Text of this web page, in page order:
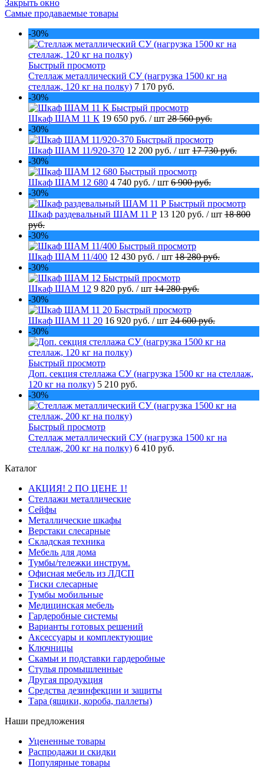
Закрыть окно
Самые продаваемые товары
-30%
Быстрый просмотр
Стеллаж металлический СУ (нагрузка 1500 кг на
стеллаж, 120 кг на полку) 7 170 руб.
-30%
Быстрый просмотр
Шкаф ШАМ 11 К 19 650 руб. / шт 28 560 руб.
-30%
Быстрый просмотр
Шкаф ШАМ 11/920-370 12 200 руб. / шт 17 730 руб.
-30%
Быстрый просмотр
Шкаф ШАМ 12 680 4 740 руб. / шт 6 900 руб.
-30%
Быстрый просмотр
Шкаф раздевальный ШАМ 11 Р 13 120 руб. / шт 18 800
руб.
-30%
Быстрый просмотр
Шкаф ШАМ 11/400 12 430 руб. / шт 18 280 руб.
-30%
Быстрый просмотр
Шкаф ШАМ 12 9 820 руб. / шт 14 280 руб.
-30%
Быстрый просмотр
Шкаф ШАМ 11 20 16 920 руб. / шт 24 600 руб.
-30%
Быстрый просмотр
Доп. секция стеллажа СУ (нагрузка 1500 кг на стеллаж,
120 кг на полку) 5 210 руб.
-30%
Быстрый просмотр
Стеллаж металлический СУ (нагрузка 1500 кг на
стеллаж, 200 кг на полку) 6 410 руб.
Каталог
АКЦИЯ! 2 ПО ЦЕНЕ 1!
Стеллажи металлические
Сейфы
Металлические шкафы
Верстаки слесарные
Складская техника
Мебель для дома
Тумбы/тележки инструм.
Офисная мебель из ЛДСП
Тиски слесарные
Тумбы мобильные
Медицинская мебель
Гардеробные системы
Варианты готовых решений
Аксессуары и комплектующие
Ключницы
Скамьи и подставки гардеробные
Стулья промышленные
Другая продукция
Средства дезинфекции и защиты
Тара (ящики, короба, паллеты)
Наши предложения
Уцененные товары
Распродажи и скидки
Популярные товары